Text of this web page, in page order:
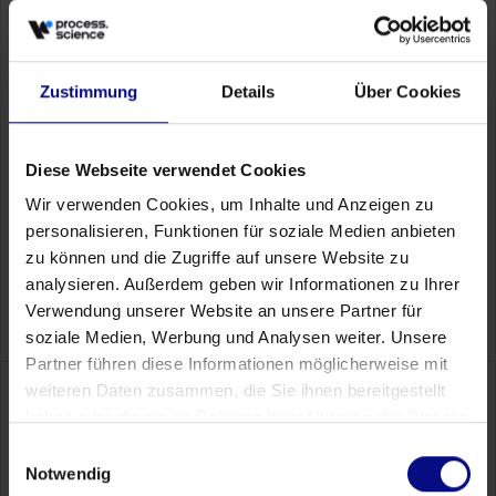
Zustimmung Details Über Cookies
Diese Webseite verwendet Cookies
Wir verwenden Cookies, um Inhalte und Anzeigen zu
personalisieren, Funktionen für soziale Medien anbieten
zu können und die Zugriffe auf unsere Website zu
analysieren. Außerdem geben wir Informationen zu Ihrer
Verwendung unserer Website an unsere Partner für
soziale Medien, Werbung und Analysen weiter. Unsere
Partner führen diese Informationen möglicherweise mit
weiteren Daten zusammen, die Sie ihnen bereitgestellt
Notwendig
In der Cloud oder On-Premise
Unsere Process-Mining-Tools können je nach Ihrer IT-Umgebung
Wir bieten Ihnen eine skalierbare Lösung für die
Prozessanalyse, die an die Bedürfnisse Ihres
Unternehmens angepasst werden kann. Selbst große
Datenmengen können problemlos verarbeitet werden.
Process Improvement mit Tools von